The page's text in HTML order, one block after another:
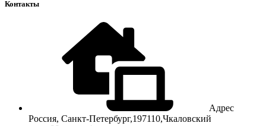
Контакты
Адрес
Россия, Санкт-Петербург,197110,Чкаловский